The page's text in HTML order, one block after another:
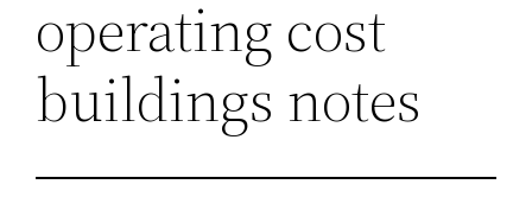
operating cost
buildings notes